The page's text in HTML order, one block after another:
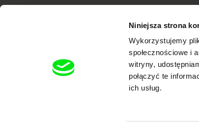
Niniejsza strona
Wykorzystujemy
społecznościowe i
witryny,
połączyć te
ich usług.